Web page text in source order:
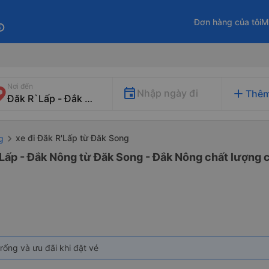
Đơn hàng của tôi
Nơi đến
Nhập ngày đi add
xe đi Đăk R'Lấp từ Đăk Song
- Đắk Nông từ Đăk Song - Đắk Nông chất lượng
và ưu đãi khi đặt vé